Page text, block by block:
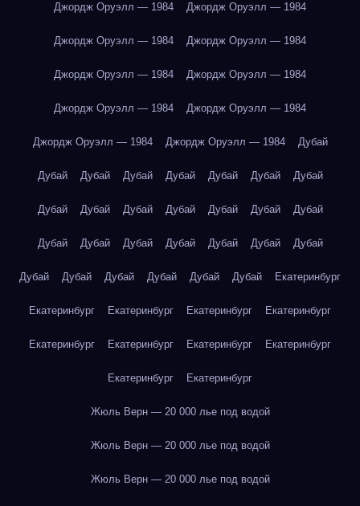
Джордж Оруэлл — 1984 Джордж Оруэлл — 1984
Джордж Оруэлл — 1984 Джордж Оруэлл — 1984
Джордж Оруэлл — 1984 Джордж Оруэлл — 1984
Джордж Оруэлл — 1984 Джордж Оруэлл — 1984
Джордж Оруэлл — 1984 Джордж Оруэлл — 1984 Дубай
Дубай Дубай Дубай Дубай Дубай Дубай Дубай
Дубай Дубай Дубай Дубай Дубай Дубай Дубай
Дубай Дубай Дубай Дубай Дубай Дубай Дубай
Дубай Дубай Дубай Дубай Дубай Дубай Екатеринбург
Екатеринбург Екатеринбург Екатеринбург Екатеринбург
Екатеринбург Екатеринбург Екатеринбург Екатеринбург
Екатеринбург Екатеринбург
Жюль Верн — 20 000 лье под водой
Жюль Верн — 20 000 лье под водой
Жюль Верн — 20 000 лье под водой